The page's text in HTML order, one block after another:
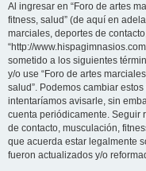
Al ingresar en “Foro de artes
fitness, salud” (de aquí en
marciales, deportes de
“http://
sometido a los siguientes
y/o use “Foro de artes
salud”. Podemos cambiar
intentaríamos avisarle, sin
cuenta periódicamente. Seguir
de contacto, musculación,
que acuerda estar legalmente
fueron actualizados y/o